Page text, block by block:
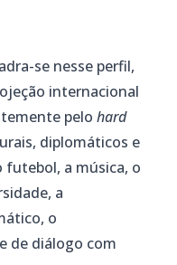
se nesse perfil,
internacional
pelo hard
diplomáticos e
a música, o
a
o
de diálogo com